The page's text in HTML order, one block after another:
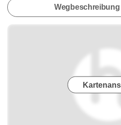
Wegbeschreibung